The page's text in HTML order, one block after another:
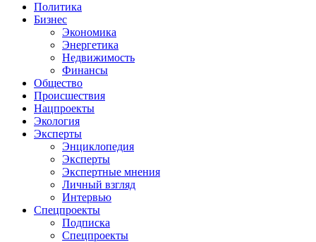
Политика
Бизнес
Экономика
Энергетика
Недвижимость
Финансы
Общество
Происшествия
Нацпроекты
Экология
Эксперты
Энциклопедия
Эксперты
Экспертные мнения
Личный взгляд
Интервью
Спецпроекты
Подписка
Спецпроекты